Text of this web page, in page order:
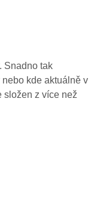
Snadno tak
kde aktuálně v
složen z více než